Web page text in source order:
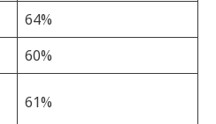
64%
60%
61%